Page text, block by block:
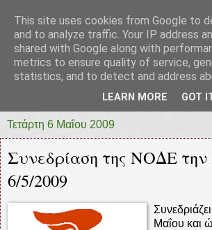
prototypia
"ΠΡΩΤΟΤΥΠΙΑ" * ΑΝΕΞΑΡΤΗΤΗ-
Τετάρτη 6 Μαΐου 2009
Συνεδρίαση της ΝΟΔΕ την
6/5/2009
Μαΐου και
This site uses cookies from Google to
and to analyze traffic. Your IP address
shared with Google along with
metrics to ensure quality of service,
statistics, and to detect and address
LEARN MORE GOT